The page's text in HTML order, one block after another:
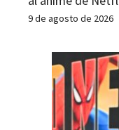
9 de agosto de 2026